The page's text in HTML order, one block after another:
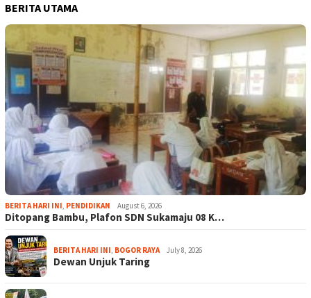
BERITA UTAMA
BERITA HARI INI, PENDIDIKAN August 6, 2026
Ditopang Bambu, Plafon SDN Sukamaju 08 K…
BERITA HARI INI, BOGOR RAYA July 8, 2026
Dewan Unjuk Taring